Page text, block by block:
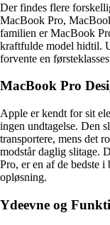
Der findes flere
MacBook Pro,
familien er MacBook
kraftfulde model hidtil.
forvente en
MacBook Pro
Apple er kendt for sit
ingen undtagelse. Den
transportere, mens det
modstår daglig slitage.
Pro, er en af de bedste
opløsning.
Ydeevne og